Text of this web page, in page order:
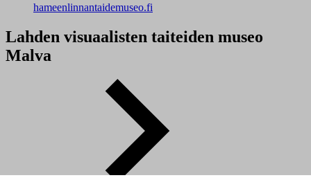
hameenlinnantaidemuseo.fi
Lahden visuaalisten taiteiden museo
Malva